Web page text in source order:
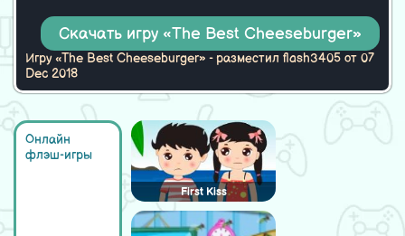
Онлайн
флэш-игры
First Kiss
Скачать игру «The Best Cheeseburger»
Игру «The Best Cheeseburger» - разместил flash3405 от 07
Dec 2018